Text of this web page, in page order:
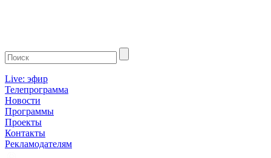
Live: эфир
Телепрограмма
Новости
Программы
Проекты
Контакты
Рекламодателям